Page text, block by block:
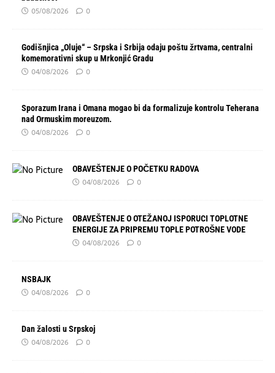
05/08/2026 0
Godišnjica „Oluje“ – Srpska i Srbija odaju poštu žrtvama, centralni
komemorativni skup u Mrkonjić Gradu
04/08/2026 0
Sporazum Irana i Omana mogao bi da formalizuje kontrolu Teherana
nad Ormuskim moreuzom.
04/08/2026 0
OBAVEŠTENJE O POČETKU RADOVA
04/08/2026 0
OBAVEŠTENJE O OTEŽANOJ ISPORUCI TOPLOTNE
ENERGIJE ZA PRIPREMU TOPLE POTROŠNE VODE
04/08/2026 0
NSBAJK
04/08/2026 0
Dan žalosti u Srpskoj
04/08/2026 0